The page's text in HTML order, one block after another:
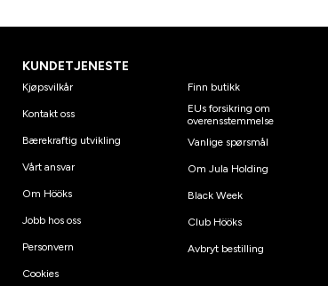
KUNDETJENESTE
Kjøpsvilkår
Kontakt oss
Bærekraftig utvikling
Vårt ansvar
Om Hööks
Jobb hos oss
Personvern
Cookies
Finn butikk
EUs forsikring om
overensstemmelse
Vanlige spørsmål
Om Jula Holding
Black Week
Club Hööks
Avbryt bestilling